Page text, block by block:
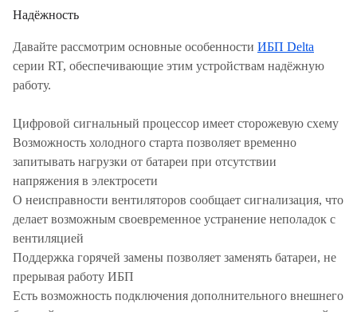
Надёжность
Давайте рассмотрим основные особенности ИБП Delta
серии RT, обеспечивающие этим устройствам надёжную
работу.
Цифровой сигнальный процессор имеет сторожевую схему
Возможность холодного старта позволяет временно
запитывать нагрузки от батареи при отсутствии
напряжения в электросети
О неисправности вентиляторов сообщает сигнализация, что
делает возможным своевременное устранение неполадок с
вентиляцией
Поддержка горячей замены позволяет заменять батареи, не
прерывая работу ИБП
Есть возможность подключения дополнительного внешнего